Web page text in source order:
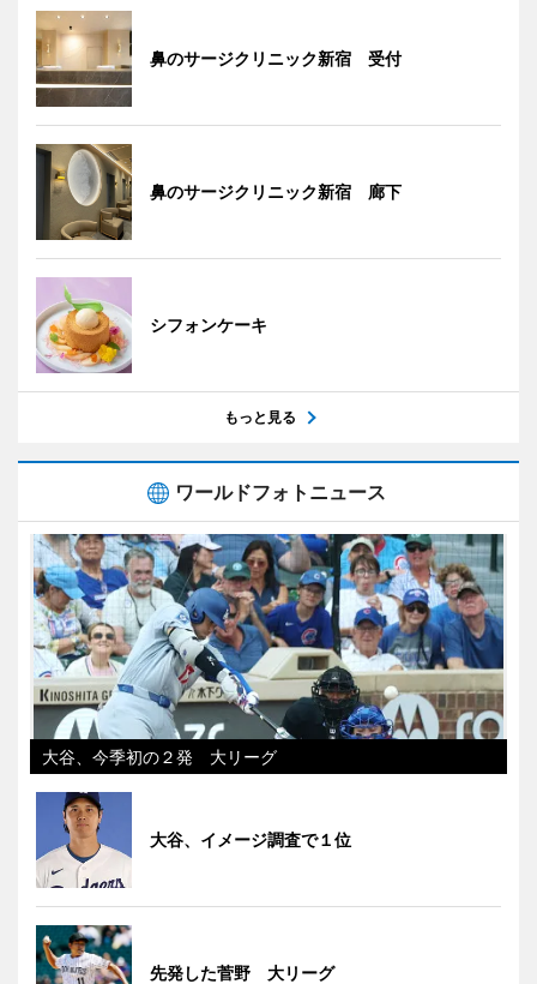
鼻のサージクリニック新宿 受付
鼻のサージクリニック新宿 廊下
シフォンケーキ
もっと見る
ワールドフォトニュース
大谷、今季初の２発 大リーグ
大谷、イメージ調査で１位
先発した菅野 大リーグ